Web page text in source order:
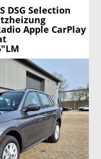
DSG Selection
Apple CarPlay